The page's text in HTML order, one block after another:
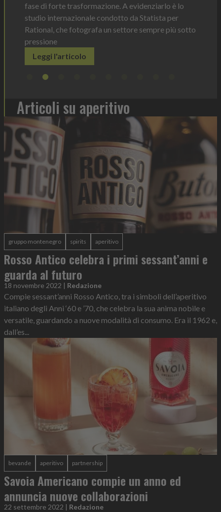
Articoli su aperitivo
gruppo montenegro spirits aperitivo
Rosso Antico celebra i primi sessant’anni e
guarda al futuro
18 novembre 2022 | Redazione
Compie sessant’anni Rosso Antico, tra i simboli dell’aperitivo
italiano degli Anni ‘60 e ’70, che celebra la sua anima nobile e
versatile, guardando a nuove modalità di consumo. Era il 1962 e,
dall’es...
bevande aperitivo partnership
Savoia Americano compie un anno ed
annuncia nuove collaborazioni
22 settembre 2022 | Redazione